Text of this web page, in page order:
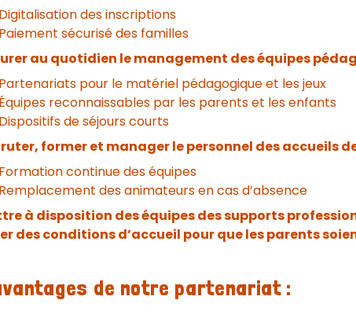
Digitalisation des inscriptions
Paiement sécurisé des familles
au quotidien le management des équipes
Partenariats pour le matériel pédagogique et les jeux
Équipes reconnaissables par les parents et les enfants
Dispositifs de séjours courts
former et manager le personnel des accueils
Formation continue des équipes
Remplacement des animateurs en cas d’absence
à disposition des équipes des supports
des conditions d’accueil pour que les parents
de notre partenariat :